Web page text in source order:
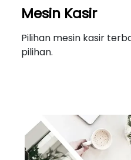
Mesin Kasir
Pilihan mesin kasir
pilihan.